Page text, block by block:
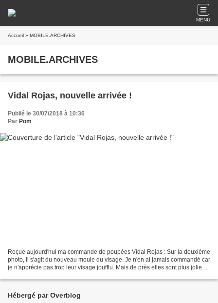
MENU
Accueil » MOBILE.ARCHIVES
MOBILE.ARCHIVES
Vidal Rojas, nouvelle arrivée !
Publié le 30/07/2018 à 10:36
Par Pom
Reçue aujourd'hui ma commande de poupées Vidal Rojas : Sur la deuxième
photo, il s'agit du nouveau moule du visage. Je n'en ai jamais commandé car
je n'apprécie pas trop leur visage joufflu. Mais de près elles sont plus jolies,
Hébergé par Overblog